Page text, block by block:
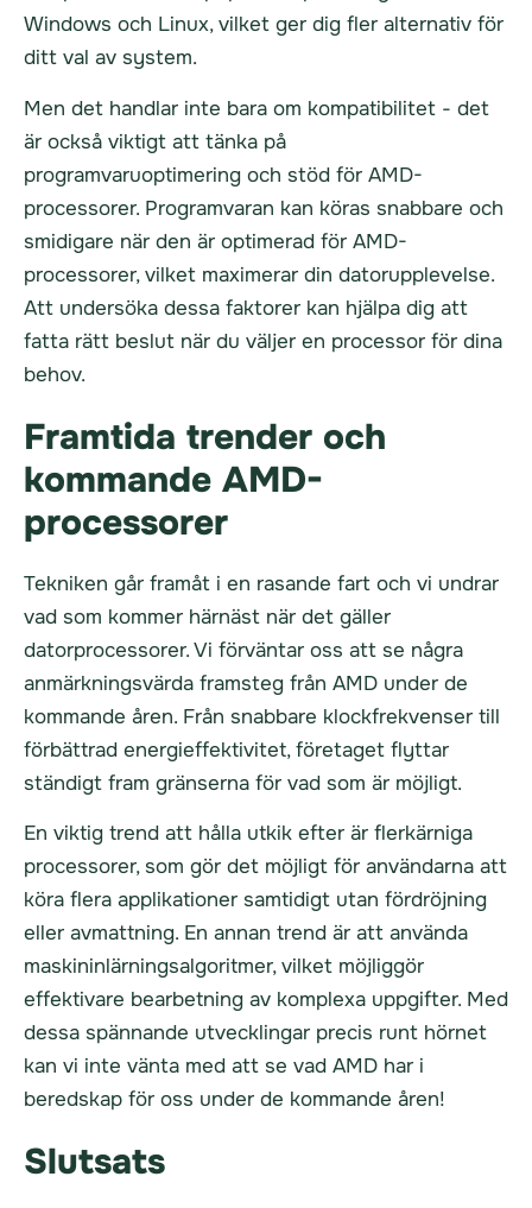
Windows och Linux, vilket ger dig fler alternativ för
ditt val av system.
Men det handlar inte bara om kompatibilitet - det
är också viktigt att tänka på
programvaruoptimering och stöd för AMD-
processorer. Programvaran kan köras snabbare och
smidigare när den är optimerad för AMD-
processorer, vilket maximerar din datorupplevelse.
Att undersöka dessa faktorer kan hjälpa dig att
fatta rätt beslut när du väljer en processor för dina
behov.
Framtida trender och
kommande AMD-
processorer
Tekniken går framåt i en rasande fart och vi undrar
vad som kommer härnäst när det gäller
datorprocessorer. Vi förväntar oss att se några
anmärkningsvärda framsteg från AMD under de
kommande åren. Från snabbare klockfrekvenser till
förbättrad energieffektivitet, företaget flyttar
ständigt fram gränserna för vad som är möjligt.
En viktig trend att hålla utkik efter är flerkärniga
processorer, som gör det möjligt för användarna att
köra flera applikationer samtidigt utan fördröjning
eller avmattning. En annan trend är att använda
maskininlärningsalgoritmer, vilket möjliggör
effektivare bearbetning av komplexa uppgifter. Med
dessa spännande utvecklingar precis runt hörnet
kan vi inte vänta med att se vad AMD har i
beredskap för oss under de kommande åren!
Slutsats